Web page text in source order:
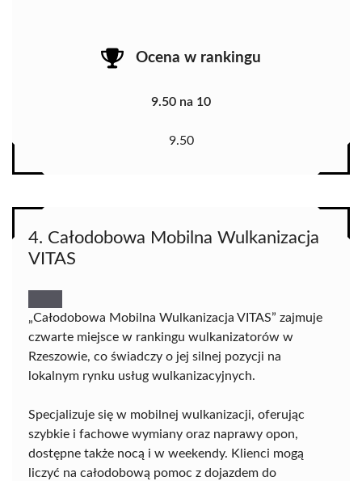
Ocena w rankingu
9.50 na 10
9.50
4. Całodobowa Mobilna Wulkanizacja
VITAS
„Całodobowa Mobilna Wulkanizacja VITAS” zajmuje
czwarte miejsce w rankingu wulkanizatorów w
Rzeszowie, co świadczy o jej silnej pozycji na
lokalnym rynku usług wulkanizacyjnych.
Specjalizuje się w mobilnej wulkanizacji, oferując
szybkie i fachowe wymiany oraz naprawy opon,
dostępne także nocą i w weekendy. Klienci mogą
liczyć na całodobową pomoc z dojazdem do